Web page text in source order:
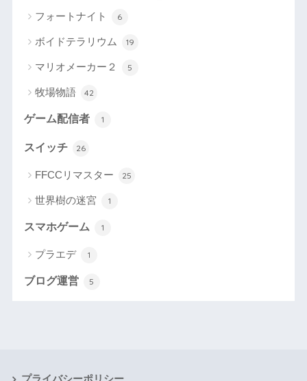
フォートナイト 6
ボイドテラリウム 19
マリオメーカー２ 5
牧場物語 42
ゲーム配信者 1
スイッチ 26
FFCCリマスター 25
世界樹の迷宮 1
スマホゲーム 1
プラエデ 1
ブログ運営 5